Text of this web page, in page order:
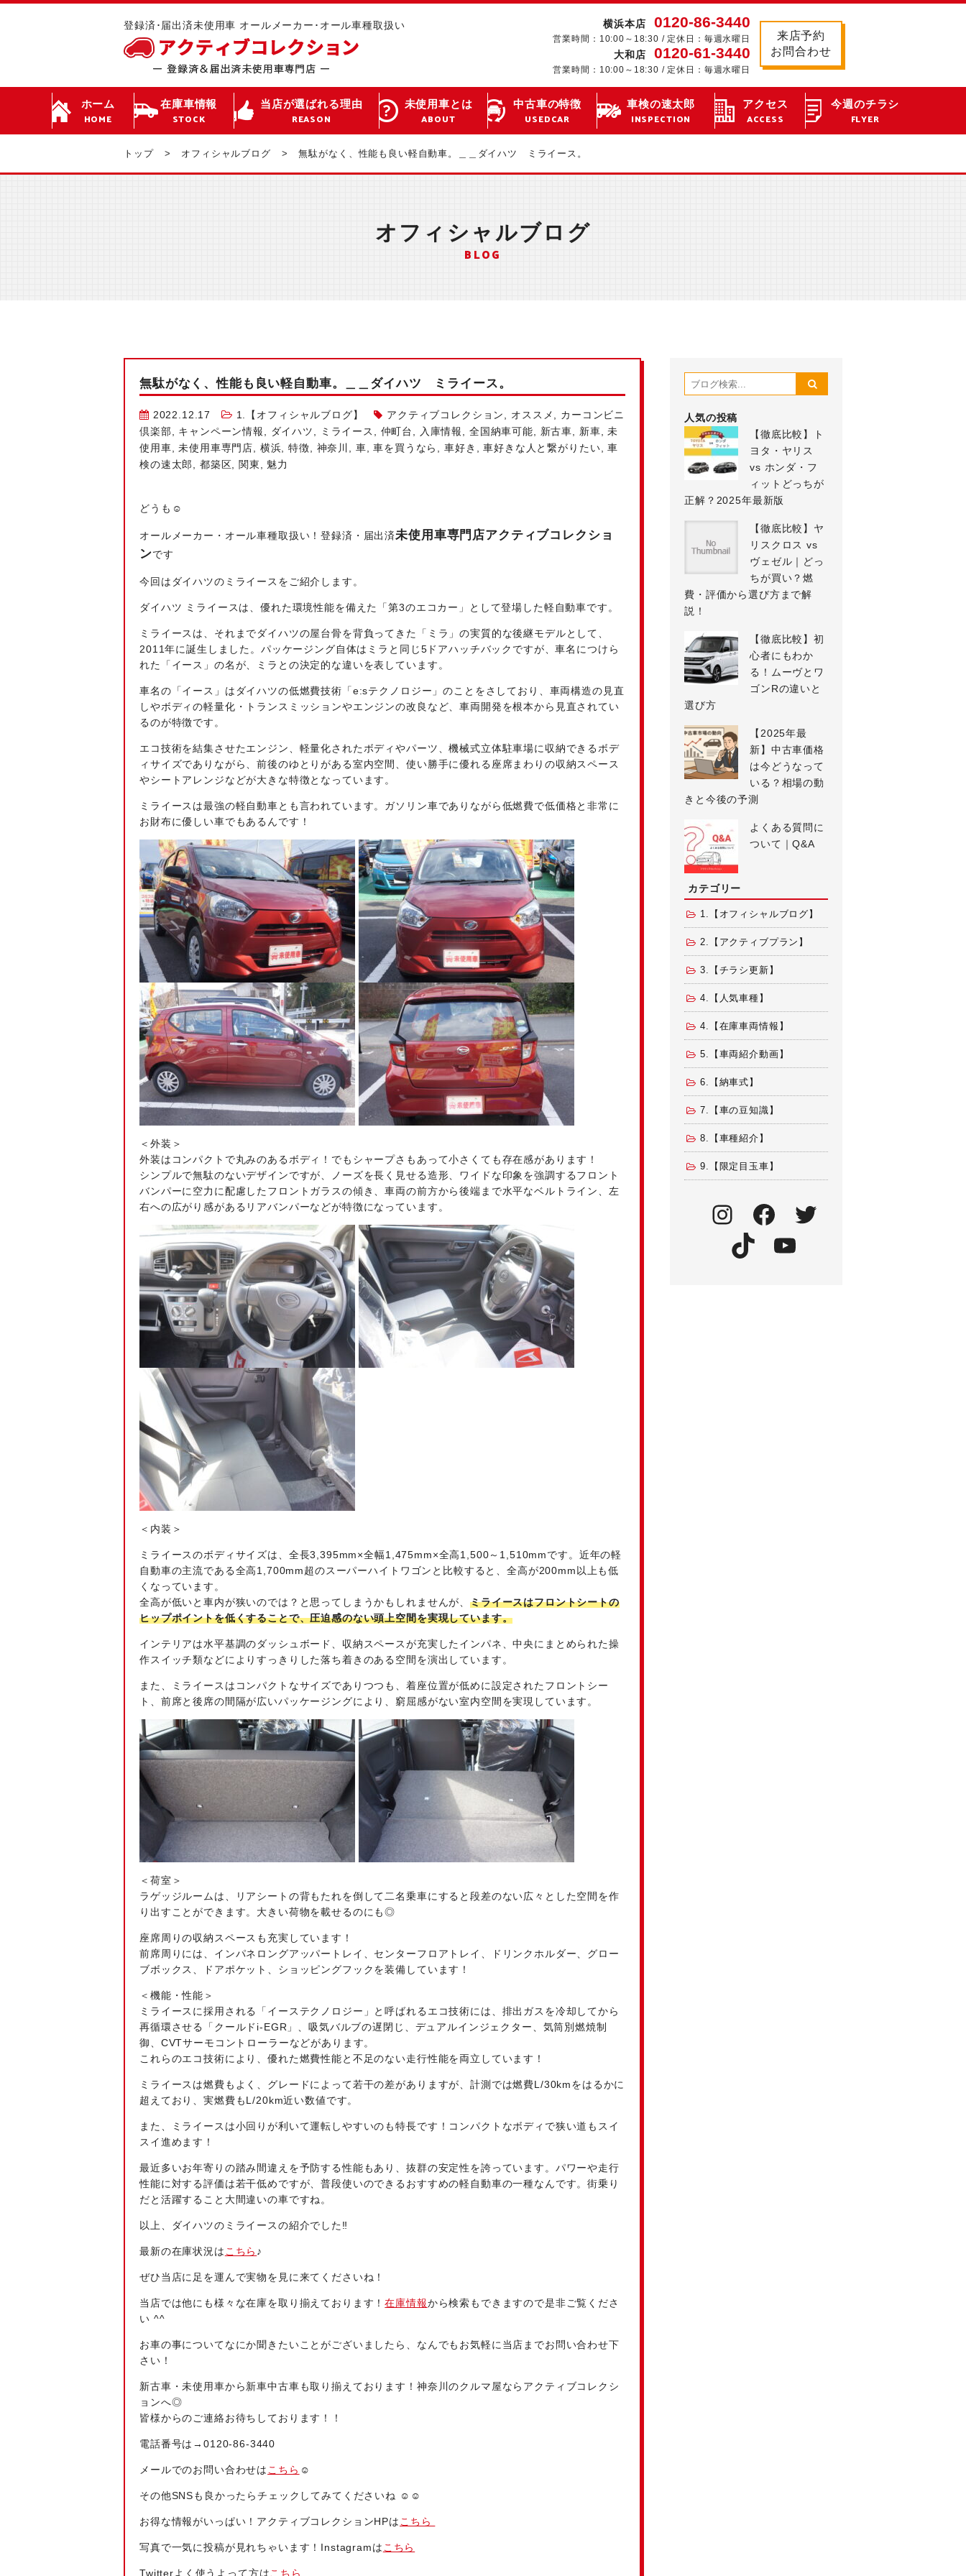
登録済･届出済未使用車 オールメーカー･オール車種取扱い 横浜本店 0120-86-3440
営業時間：10:00～18:30 / 定休日：毎週水曜日
大和店 0120-61-3440
営業時間：10:00～18:30 / 定休日：毎週水曜日
来店予約
お問合わせ
ホーム
HOME
在庫車情報
STOCK
当店が選ばれる理由
REASON
未使用車とは
ABOUT
中古車の特徴
USEDCAR
車検の速太郎
INSPECTION
アクセス
ACCESS
今週のチラシ
FLYER
トップ オフィシャルブログ 無駄がなく、性能も良い軽自動車。＿＿ダイハツ ミライース。
オフィシャルブログ
BLOG
無駄がなく、性能も良い軽自動車。＿＿ダイハツ ミライース。
2022.12.17 1.【オフィシャルブログ】 アクティブコレクション オススメ
カーコンビニ
倶楽部
キャンペーン情報 ダイハツ ミライース 仲町台 入庫情報 全国納車可能 新古車 新車 ,未
使用車 ,未使用車専門店 横浜 ,特徴 神奈川 車 ,車を買うなら ,車好き ,車好きな人と繋がりたい ,車
検の速太郎
都築区 関東 魅力
どうも‎☺
オールメーカー・オール車種取扱い！登録済・届出済未使用車専門店アクティブコレクショ
ンです
今回はダイハツのミライースをご紹介します。
ダイハツ ミライースは、優れた環境性能を備えた「第3のエコカー」として登場した軽自動車です。
ミライースは、それまでダイハツの屋台骨を背負ってきた「ミラ」の実質的な後継モデルとして、
2011年に誕生しました。パッケージング自体はミラと同じ5ドアハッチバックですが、車名につけら
れた「イース」の名が、ミラとの決定的な違いを表しています。
車名の「イース」はダイハツの低燃費技術「e:sテクノロジー」のことをさしており、車両構造の見直
しやボディの軽量化・トランスミッションやエンジンの改良など、車両開発を根本から見直されてい
るのが特徴です。
エコ技術を結集させたエンジン、軽量化されたボディやパーツ、機械式立体駐車場に収納できるボデ
ィサイズでありながら、前後のゆとりがある室内空間、使い勝手に優れる座席まわりの収納スペース
やシートアレンジなどが大きな特徴となっています。
ミライースは最強の軽自動車とも言われています。ガソリン車でありながら低燃費で低価格と非常に
お財布に優しい車でもあるんです！
＜外装＞
外装はコンパクトで丸みのあるボディ！でもシャープさもあって小さくても存在感があります！
シンプルで無駄のないデザインですが、ノーズを長く見せる造形、ワイドな印象を強調するフロント
バンパーに空力に配慮したフロントガラスの傾き、車両の前方から後端まで水平なベルトライン、左
右への広がり感があるリアバンパーなどが特徴になっています。
＜内装＞
ミライースのボディサイズは、全長3,395mm×全幅1,475mm×全高1,500～1,510mmです。近年の軽
自動車の主流である全高1,700mm超のスーパーハイトワゴンと比較すると、全高が200mm以上も低
くなっています。
全高が低いと車内が狭いのでは？と思ってしまうかもしれませんが、ミライースはフロントシートの
ヒップポイントを低くすることで、圧迫感のない頭上空間を実現しています。
インテリアは水平基調のダッシュボード、収納スペースが充実したインパネ、中央にまとめられた操
作スイッチ類などによりすっきりした落ち着きのある空間を演出しています。
また、ミライースはコンパクトなサイズでありつつも、着座位置が低めに設定されたフロントシー
ト、前席と後席の間隔が広いパッケージングにより、窮屈感がない室内空間を実現しています。
＜荷室＞
ラゲッジルームは、リアシートの背もたれを倒して二名乗車にすると段差のない広々とした空間を作
り出すことができます。大きい荷物を載せるのにも◎
座席周りの収納スペースも充実しています！
前席周りには、インパネロングアッパートレイ、センターフロアトレイ、ドリンクホルダー、グロー
ブボックス、ドアポケット、ショッピングフックを装備しています！
＜機能・性能＞
ミライースに採用される「イーステクノロジー」と呼ばれるエコ技術には、排出ガスを冷却してから
再循環させる「クールドi-EGR」、吸気バルブの遅閉じ、デュアルインジェクター、気筒別燃焼制
御、CVTサーモコントローラーなどがあります。
これらのエコ技術により、優れた燃費性能と不足のない走行性能を両立しています！
ミライースは燃費もよく、グレードによって若干の差がありますが、計測では燃費L/30kmをはるかに
超えており、実燃費もL/20km近い数値です。
また、ミライースは小回りが利いて運転しやすいのも特長です！コンパクトなボディで狭い道もスイ
スイ進めます！
最近多いお年寄りの踏み間違えを予防する性能もあり、抜群の安定性を誇っています。パワーや走行
性能に対する評価は若干低めですが、普段使いのできるおすすめの軽自動車の一種なんです。街乗り
だと活躍すること大間違いの車ですね。
以上、ダイハツのミライースの紹介でした‼
最新の在庫状況は こちら ♪
ぜひ当店に足を運んで実物を見に来てくださいね！
当店では他にも様々な在庫を取り揃えております！在庫情報から検索もできますので是非ご覧くださ
い ^^
お車の事についてなにか聞きたいことがございましたら、なんでもお気軽に当店までお問い合わせ下
さい！
新古車・未使用車から新車中古車も取り揃えております！神奈川のクルマ屋ならアクティブコレクシ
ョンへ◎
皆様からのご連絡お待ちしております！！
電話番号は→0120-86-3440
メールでのお問い合わせは こちら ☺
その他SNSも良かったらチェックしてみてくださいね ☺☺
お得な情報がいっぱい！アクティブコレクションHPは こちら
写真で一気に投稿が見れちゃいます！Instagramは こちら
Twitterよく使うよって方はこちら
人気の投稿
【徹底比較】ト
ヨタ・ヤリス
vs ホンダ・フ
ィットどっちが
正解？2025年最新版
【徹底比較】ヤ
リスクロス vs
ヴェゼル｜どっ
ちが買い？燃
費・評価から選び方まで解
説！
【徹底比較】初
心者にもわか
る！ムーヴとワ
ゴンRの違いと
選び方
【2025年最
新】中古車価格
は今どうなって
いる？相場の動
きと今後の予測
よくある質問に
ついて｜Q&A
カテゴリー
1.【オフィシャルブログ】
2.【アクティブプラン】
3.【チラシ更新】
4.【人気車種】
4.【在庫車両情報】
5.【車両紹介動画】
6.【納車式】
7.【車の豆知識】
8.【車種紹介】
9.【限定目玉車】
Instagram
Facebook
TikTokYouTube